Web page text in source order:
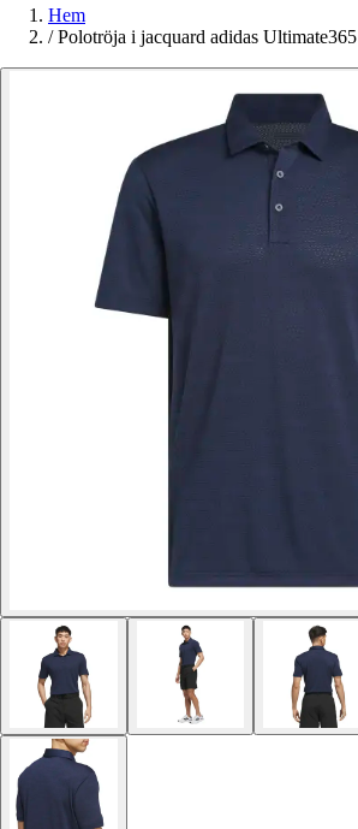
Hem
/ Polotröja i jacquard adidas Ultimate365